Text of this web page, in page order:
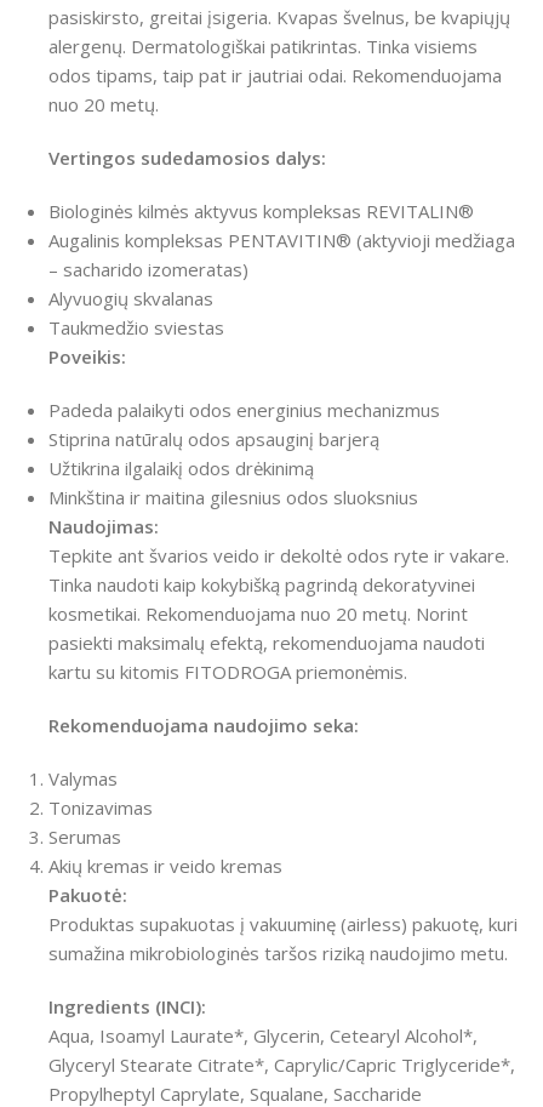
pasiskirsto, greitai įsigeria. Kvapas švelnus, be kvapiųjų
alergenų. Dermatologiškai patikrintas. Tinka visiems
odos tipams, taip pat ir jautriai odai. Rekomenduojama
nuo 20 metų.
Vertingos sudedamosios dalys:
Biologinės kilmės aktyvus kompleksas REVITALIN®
Augalinis kompleksas PENTAVITIN® (aktyvioji medžiaga
– sacharido izomeratas)
Alyvuogių skvalanas
Taukmedžio sviestas
Poveikis:
Padeda palaikyti odos energinius mechanizmus
Stiprina natūralų odos apsauginį barjerą
Užtikrina ilgalaikį odos drėkinimą
Minkština ir maitina gilesnius odos sluoksnius
Naudojimas:
Tepkite ant švarios veido ir dekoltė odos ryte ir vakare.
Tinka naudoti kaip kokybišką pagrindą dekoratyvinei
kosmetikai. Rekomenduojama nuo 20 metų. Norint
pasiekti maksimalų efektą, rekomenduojama naudoti
kartu su kitomis FITODROGA priemonėmis.
Rekomenduojama naudojimo seka:
Valymas
Tonizavimas
Serumas
Akių kremas ir veido kremas
Pakuotė:
Produktas supakuotas į vakuuminę (airless) pakuotę, kuri
sumažina mikrobiologinės taršos riziką naudojimo metu.
Ingredients (INCI):
Aqua, Isoamyl Laurate*, Glycerin, Cetearyl Alcohol*,
Glyceryl Stearate Citrate*, Caprylic/Capric Triglyceride*,
Propylheptyl Caprylate, Squalane, Saccharide